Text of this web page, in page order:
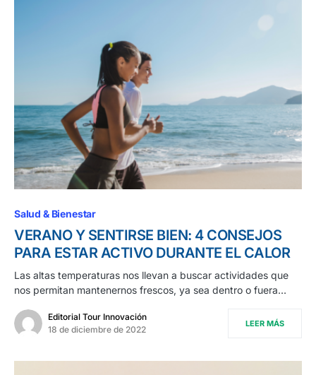
Salud & Bienestar
VERANO Y SENTIRSE BIEN: 4 CONSEJOS
PARA ESTAR ACTIVO DURANTE EL CALOR
Las altas temperaturas nos llevan a buscar actividades que
nos permitan mantenernos frescos, ya sea dentro o fuera…
Editorial Tour Innovación
18 de diciembre de 2022
LEER MÁS